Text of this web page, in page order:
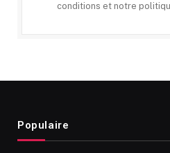
conditions et notre
Populaire